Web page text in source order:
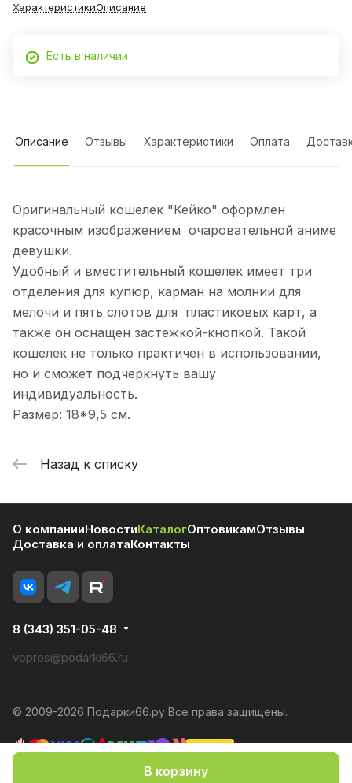
В корзину
ХарактеристикиОписание
Есть в наличии
Описание Отзывы Характеристики Оплата
Оригинальный кошелек "Кейко" оформлен
красочным изображением очаровательной аниме
девушки.
Удобный и вместительный кошелек имеет три
отделения для купюр, карман на молнии для
мелочи и пять слотов для пластиковых карт, а
также он оснащен застежкой-кнопкой. Такой
кошелек не только практичен в использовании,
но и сможет подчеркнуть вашу
индивидуальность.
Размер: 18*9,5 см.
Назад к списку
О компанииНовостиКаталогОптовикамОтзывы
Доставка и оплатаКонтакты
8 (343) 351-05-48
vopros@podarki66.ru
© 2009-2026 Подарки66.ру Все права защищены.